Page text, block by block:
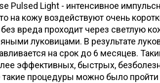
Pulsed Light - интенсивное
на кожу воздействуют очень
без вреда проходит через светлую
луковицами. В результате
на срок до 6 месяцев.
эффективных, быстрых,
такие процедуры можно было пройти